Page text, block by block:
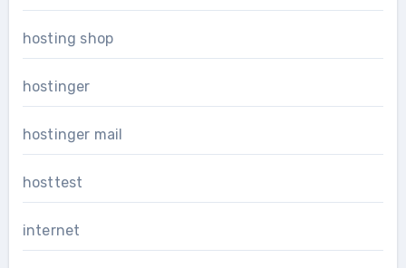
hosting shop
hostinger
hostinger mail
hosttest
internet